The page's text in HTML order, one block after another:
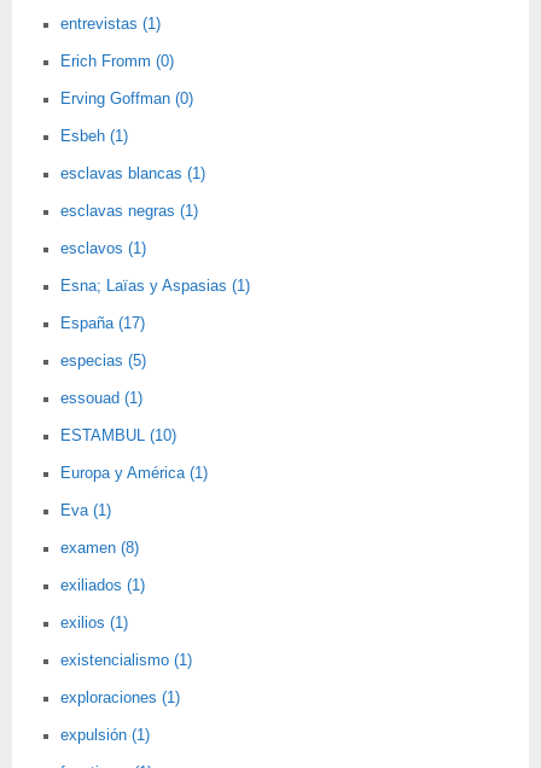
entrevistas (1)
Erich Fromm (0)
Erving Goffman (0)
Esbeh (1)
esclavas blancas (1)
esclavas negras (1)
esclavos (1)
Esna; Laïas y Aspasias (1)
España (17)
especias (5)
essouad (1)
ESTAMBUL (10)
Europa y América (1)
Eva (1)
examen (8)
exiliados (1)
exilios (1)
existencialismo (1)
exploraciones (1)
expulsión (1)